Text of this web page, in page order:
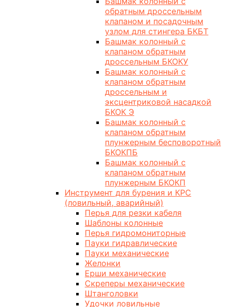
обратным дроссельным
клапаном и посадочным
узлом для стингера БКБТ
Башмак колонный с
клапаном обратным
дроссельным БКОКУ
Башмак колонный с
клапаном обратным
дроссельным и
эксцентриковой насадкой
БКОК Э
Башмак колонный с
клапаном обратным
плунжерным бесповоротный
БКОКПБ
Башмак колонный с
клапаном обратным
плунжерным БКОКП
Инструмент для бурения и КРС
(ловильный, аварийный)
Перья для резки кабеля
Шаблоны колонные
Перья гидромониторные
Пауки гидравлические
Пауки механические
Желонки
Ерши механические
Скреперы механические
Штанголовки
Удочки ловильные